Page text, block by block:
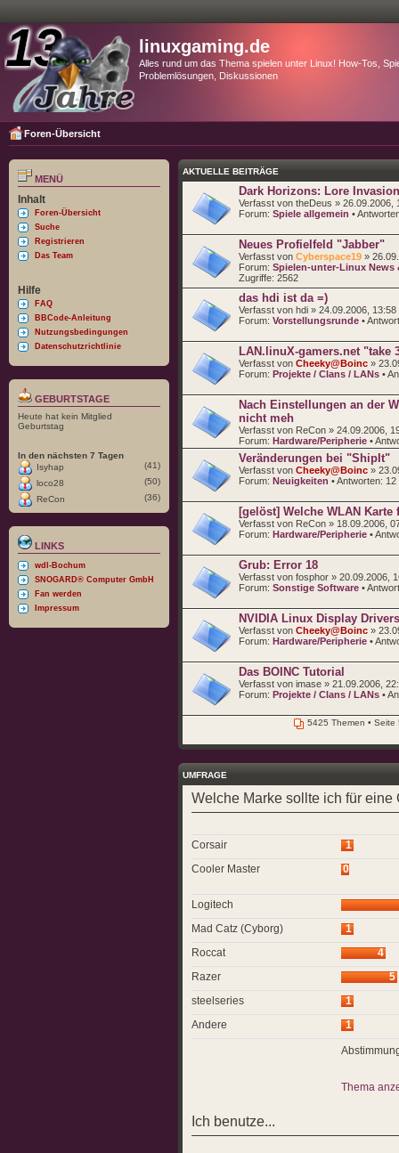
linuxgaming.de
Alles rund um das Thema spielen unter Linux! How-Tos,
Problemlösungen, Diskussionen
Foren-Übersicht
MENÜ
Inhalt
Foren-Übersicht
Suche
Registrieren
Das Team
Hilfe
FAQ
BBCode-Anleitung
Nutzungsbedingungen
Datenschutzrichtlinie
GEBURTSTAGE
Heute hat kein Mitglied
Geburtstag
In den nächsten 7 Tagen
Isyhap
(41)
loco28
(50)
ReCon
(36)
LINKS
wdl-Bochum
SNOGARD® Computer GmbH
Fan werden
Impressum
AKTUELLE BEITRÄGE
Dark Horizons: Lore Invasion
Verfasst von theDeus » 26.09.2006,
Forum: Spiele allgemein •
Neues Profielfeld "Jabber"
Verfasst von Cyberspace19 »
Forum: Spielen-unter-Linux News
Zugriffe: 2562
das hdi ist da =)
Verfasst von hdi » 24.09.2006, 13:58
Forum: Vorstellungsrunde •
LAN.linuX-gamers.net "take
Verfasst von Cheeky@Boinc »
Forum: Projekte / Clans / LANs •
Nach Einstellungen an der
nicht meh
Verfasst von ReCon » 24.09.2006,
Forum: Hardware/Peripherie •
Veränderungen bei "ShipIt"
Verfasst von Cheeky@Boinc »
Forum: Neuigkeiten • Antworten: 12
[gelöst] Welche WLAN
Verfasst von ReCon » 18.09.2006,
Forum: Hardware/Peripherie •
Grub: Error 18
Verfasst von fosphor » 20.09.2006,
Forum: Sonstige Software •
NVIDIA Linux Display
Verfasst von Cheeky@Boinc »
Forum: Hardware/Peripherie •
Das BOINC Tutorial
Verfasst von imase » 21.09.2006,
Forum: Projekte / Clans / LANs •
5425 Themen • Seite
UMFRAGE
Welche Marke sollte ich für eine
Corsair
1
Cooler Master
0
Logitech
Mad Catz (Cyborg)
1
Roccat
4
Razer
5
steelseries
1
Andere
1
Thema
Ich benutze...